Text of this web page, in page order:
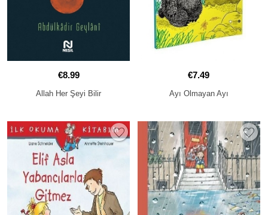
€8.99
Allah Her Şeyi Bilir
€7.49
Ayı Olmayan Ayı